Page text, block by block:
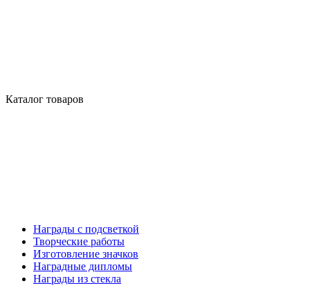
Каталог товаров
Награды с подсветкой
Творческие работы
Изготовление значков
Наградные дипломы
Награды из стекла